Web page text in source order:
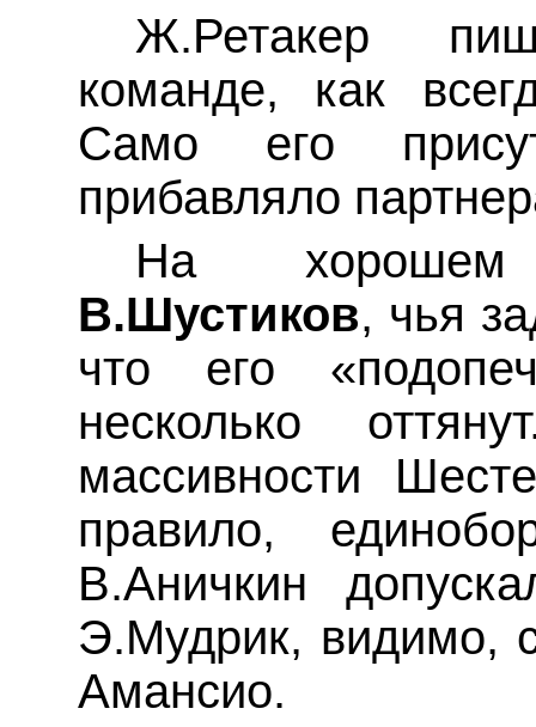
Ж.Ретакер
команде, как
Само его
прибавляло
На
В.Шустиков, чья
что его
несколько оттянут
массивности
правило,
В.Аничкин
Э.Мудрик, видимо,
Амансио.